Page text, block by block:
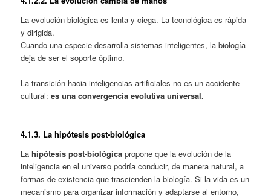
La evolución biológica es lenta y ciega. La tecnológica es rápida
y dirigida.
Cuando una especie desarrolla sistemas inteligentes, la biología
deja de ser el soporte óptimo.
La transición hacia inteligencias artificiales no es un accidente
cultural:es una convergencia evolutiva universal.
4.1.3. La hipótesis post‑biológica
Lahipótesis post‑biológica propone que la evolución de la
inteligencia en el universo podría conducir, de manera natural, a
formas de existencia que trascienden la biología. Si la vida es un
mecanismo para organizar información y adaptarse al entorno,